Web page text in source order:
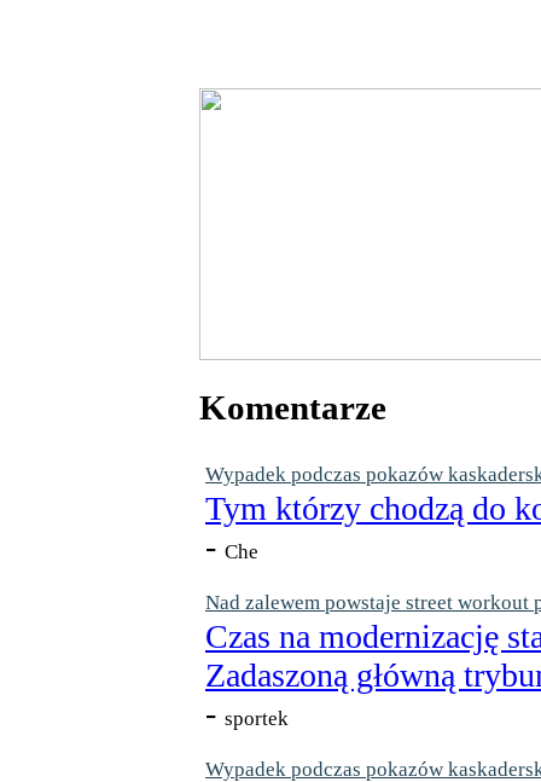
Komentarze
Wypadek podczas pokazów
Tym którzy chodzą do
- Che
Nad zalewem powstaje street workout
Czas na modernizację
Zadaszoną główną
- sportek
Wypadek podczas pokazów